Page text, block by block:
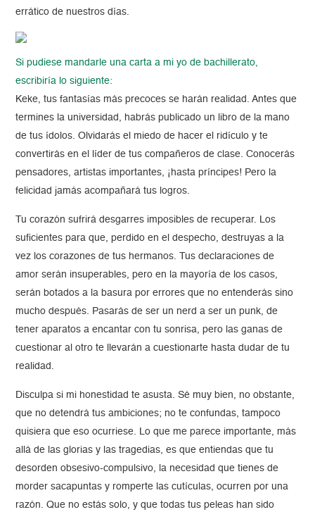
errático de nuestros días.
Si pudiese mandarle una carta a mi yo de bachillerato,
escribiría lo siguiente:
Keke, tus fantasías más precoces se harán realidad. Antes que
termines la universidad, habrás publicado un libro de la mano
de tus ídolos. Olvidarás el miedo de hacer el ridículo y te
convertirás en el líder de tus compañeros de clase. Conocerás
pensadores, artistas importantes, ¡hasta príncipes! Pero la
felicidad jamás acompañará tus logros.
Tu corazón sufrirá desgarres imposibles de recuperar. Los
suficientes para que, perdido en el despecho, destruyas a la
vez los corazones de tus hermanos. Tus declaraciones de
amor serán insuperables, pero en la mayoría de los casos,
serán botados a la basura por errores que no entenderás sino
mucho después. Pasarás de ser un nerd a ser un punk, de
tener aparatos a encantar con tu sonrisa, pero las ganas de
cuestionar al otro te llevarán a cuestionarte hasta dudar de tu
realidad.
Disculpa si mi honestidad te asusta. Sé muy bien, no obstante,
que no detendrá tus ambiciones; no te confundas, tampoco
quisiera que eso ocurriese. Lo que me parece importante, más
allá de las glorias y las tragedias, es que entiendas que tu
desorden obsesivo-compulsivo, la necesidad que tienes de
morder sacapuntas y romperte las cutículas, ocurren por una
razón. Que no estás solo, y que todas tus peleas han sido